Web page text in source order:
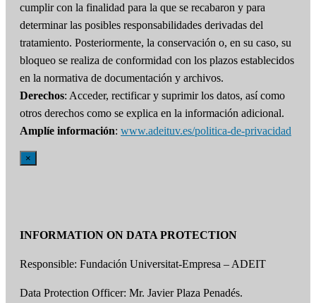
cumplir con la finalidad para la que se recabaron y para
determinar las posibles responsabilidades derivadas del
tratamiento. Posteriormente, la conservación o, en su caso, su
bloqueo se realiza de conformidad con los plazos establecidos
en la normativa de documentación y archivos.
Derechos: Acceder, rectificar y suprimir los datos, así como
otros derechos como se explica en la información adicional.
Amplíe información: www.adeituv.es/politica-de-privacidad
×
INFORMATION ON DATA PROTECTION
Responsible: Fundación Universitat-Empresa – ADEIT
Data Protection Officer: Mr. Javier Plaza Penadés.